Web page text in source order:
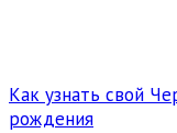
Как узнать свой
рождения